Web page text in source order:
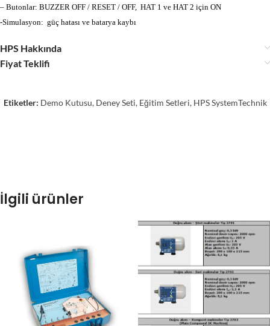
– Butonlar: BUZZER OFF / RESET / OFF, HAT 1 ve HAT 2 için ON
-Simulasyon: güç hatası ve batarya kaybı
HPS Hakkında
Fiyat Teklifi
Etiketler: Demo Kutusu, Deney Seti, Eğitim Setleri, HPS SystemTechnik
İlgili ürünler